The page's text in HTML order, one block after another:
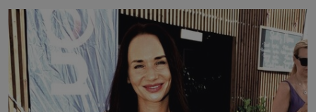
nedávno přečetli. Je to opravdu tak, s věkem jako
kdyby se paměť rozhodla stávkovat. Cvičte